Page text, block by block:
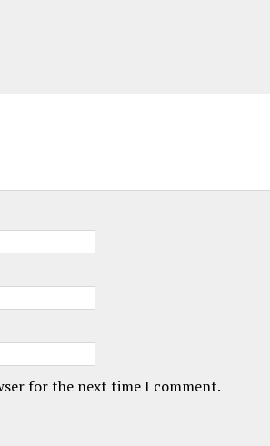
for the next time I comment.